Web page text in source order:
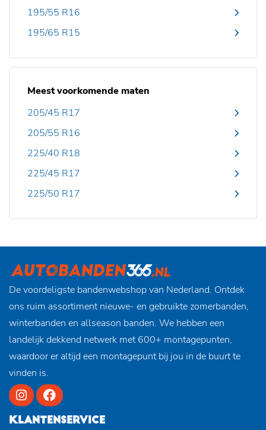
195/55 R16
195/65 R15
Meest voorkomende maten
205/45 R17
205/55 R16
225/40 R18
225/45 R17
225/50 R17
De voordeligste bandenwebshop van Nederland. Ontdek
ons ruim assortiment nieuwe- en gebruikte zomerbanden,
winterbanden en allseason banden. We hebben een
landelijk dekkend netwerk met 600+ montagepunten,
waardoor er altijd een montagepunt bij jou in de buurt te
vinden is.
KLANTENSERVICE